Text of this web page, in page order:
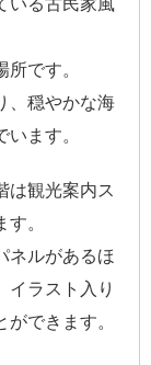
です。
、穏やかな海
ます。
は観光案内ス
。
ネルがあるほ
イラスト入り
できます。